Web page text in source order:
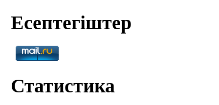
Есептегіштер
Статистика